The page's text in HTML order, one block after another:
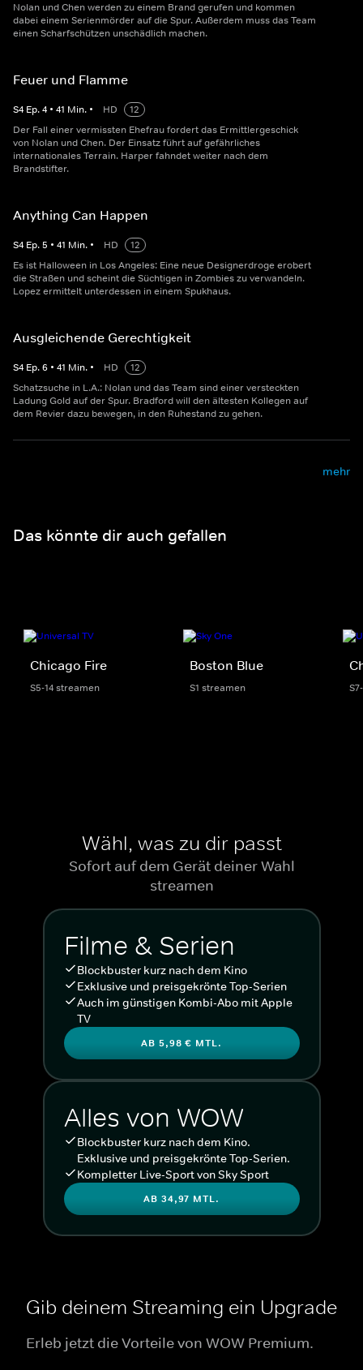
Nolan und Chen werden zu einem Brand gerufen und kommen
dabei einem Serienmörder auf die Spur. Außerdem muss das Team
einen Scharfschützen unschädlich machen.
Feuer und Flamme
S4 Ep.4 • 41 Min. • HD
12
Der Fall einer vermissten Ehefrau fordert das Ermittlergeschick
von Nolan und Chen. Der Einsatz führt auf gefährliches
internationales Terrain. Harper fahndet weiter nach dem
Brandstifter.
Anything Can Happen
S4 Ep.5 • 41 Min. • HD
12
Es ist Halloween in Los Angeles: Eine neue Designerdroge erobert
die Straßen und scheint die Süchtigen in Zombies zu verwandeln.
Lopez ermittelt unterdessen in einem Spukhaus.
Ausgleichende Gerechtigkeit
S4 Ep.6 • 41 Min. • HD
12
Schatzsuche in L.A.: Nolan und das Team sind einer versteckten
Ladung Gold auf der Spur. Bradford will den ältesten Kollegen auf
dem Revier dazu bewegen, in den Ruhestand zu gehen.
mehr
Das könnte dir auch gefallen
Chicago Fire
S5-14 streamen
Boston Blue
S1 streamen
Wähl, was zu dir passt
Sofort auf dem Gerät deiner Wahl
streamen
Filme & Serien
Blockbuster kurz nach dem Kino
Exklusive und preisgekrönte Top-Serien
Auch im günstigen Kombi-Abo mit Apple
TV
AB 5,98 € MTL.
Alles von WOW
Blockbuster kurz nach dem Kino.
Exklusive und preisgekrönte Top-Serien.
Kompletter Live-Sport von Sky Sport
AB 34,97 MTL.
Gib deinem Streaming ein Upgrade
Erleb jetzt die Vorteile von WOW Premium.